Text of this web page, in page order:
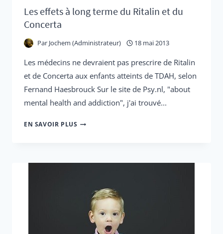
Les effets à long terme du Ritalin et du
Concerta
Par Jochem (Administrateur) 18 mai 2013
Les médecins ne devraient pas prescrire de Ritalin
et de Concerta aux enfants atteints de TDAH, selon
Fernand Haesbrouck Sur le site de Psy.nl, "about
mental health and addiction", j'ai trouvé...
EN SAVOIR PLUS LES
LONG
RITALIN